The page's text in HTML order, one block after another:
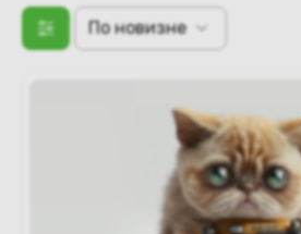
По новизне